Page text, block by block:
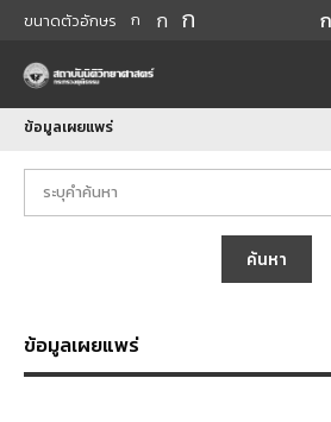
ขนาดตัวอักษร ก ก ก
ข้อมูลเผยแพร่
ค้นหา
ข้อมูลเผยแพร่